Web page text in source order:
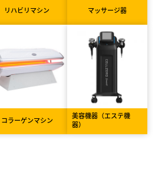
リハビリマシン マッサージ器
コラーゲンマシン
美容機器（エステ機
器）